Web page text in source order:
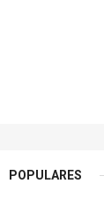
POPULARES